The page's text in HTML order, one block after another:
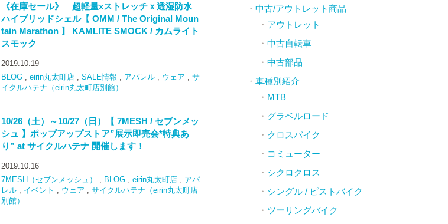
《在庫セール》 超軽量xストレッチｘ透湿防水
ハイブリッドシェル【 OMM / The Original Moun
tain Marathon 】 KAMLITE SMOCK / カムライト
スモック
2019.10.19
BLOG, eirin丸太町店, SALE情報 アパレル, ウェア
サ
イクルハテナ（eirin丸太町店別館）
10/26（土）～10/27（日）【 7MESH / セブンメッ
シュ 】ポップアップストア”展示即売会*特典あ
り” at サイクルハテナ 開催します！
2019.10.16
7MESH（セブンメッシュ）
, BLOG, eirin丸太町店, アパ
レル, イベント , ウェア , サイクルハテナ（eirin丸太町店
別館）
中古/アウトレット商品
アウトレット
中古自転車
中古部品
車種別紹介
MTB
グラベルロード
クロスバイク
コミューター
シクロクロス
シングル / ピストバイク
ツーリングバイク